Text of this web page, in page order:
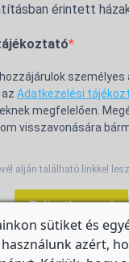
érintett
személyes
Adatkezelési
megfelelően.
visszavonására
alján található linkkel
Feliratkozom!
sütiket és
azért,